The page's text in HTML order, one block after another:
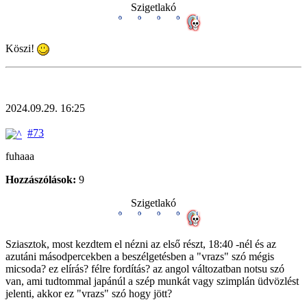
Szigetlakó
Köszi!
2024.09.29. 16:25
#73
fuhaaa
Hozzászólások: 9
Szigetlakó
Sziasztok, most kezdtem el nézni az első részt, 18:40 -nél és az
azutáni másodpercekben a beszélgetésben a "vrazs" szó mégis
micsoda? ez elírás? félre fordítás? az angol változatban notsu szó
van, ami tudtommal japánúl a szép munkát vagy szimplán üdvözlést
jelenti, akkor ez "vrazs" szó hogy jött?